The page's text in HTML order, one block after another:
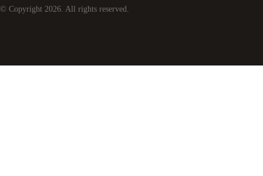
© Copyright 2026 . All rights reserved.